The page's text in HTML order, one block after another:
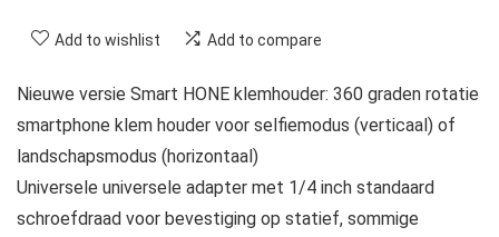
Add to wishlist Add to compare
Nieuwe versie Smart HONE klemhouder: 360 graden rotatie
smartphone klem houder voor selfiemodus (verticaal) of
landschapsmodus (horizontaal)
Universele universele adapter met 1/4 inch standaard
schroefdraad voor bevestiging op statief, sommige